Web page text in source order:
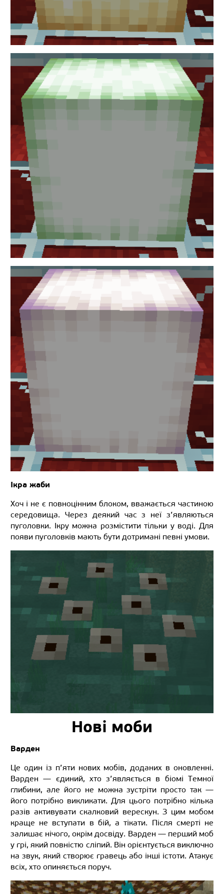
Ікра жаби
Хоч і не є повноцінним блоком, вважається частиною
середовища. Через деякий час з неї з’являються
пуголовки. Ікру можна розмістити тільки у воді. Для
появи пуголовків мають бути дотримані певні умови.
Нові моби
Варден
Це один із п’яти нових мобів, доданих в оновленні.
Варден — єдиний, хто з’являється в біомі Темної
глибини, але його не можна зустріти просто так —
його потрібно викликати. Для цього потрібно кілька
разів активувати скалковий верескун. З цим мобом
краще не вступати в бій, а тікати. Після смерті не
залишає нічого, окрім досвіду. Варден — перший моб
у грі, який повністю сліпий. Він орієнтується виключно
на звук, який створює гравець або інші істоти. Атакує
всіх, хто опиняється поруч.